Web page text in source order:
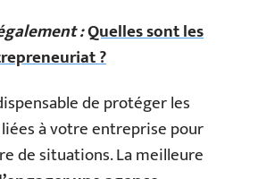
:Quelles sont les
?
de protéger les
à votre entreprise pour
de situations. La meilleure